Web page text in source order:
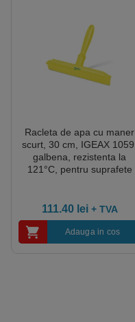
Racleta de apa cu maner
scurt, 30 cm, IGEAX 1059,
galbena, rezistenta la
121°C, pentru suprafete
HACCP
111.40 lei + TVA
Adauga in cos